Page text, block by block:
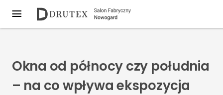
Okna od północy czy południa
– na co wpływa ekspozycja